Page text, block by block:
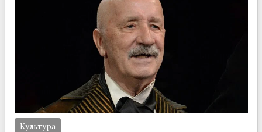
Культура